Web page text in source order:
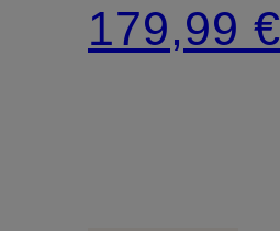
179,99 €